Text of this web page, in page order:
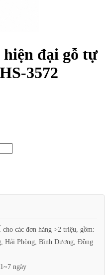
đại gỗ tự
3572
các đơn hàng >2 triệu, gồm:
Hải Phòng, Bình Dương, Đồng
ngày